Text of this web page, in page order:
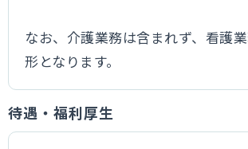
なお、介護業務は含まれず、看護
形となります。
待遇・福利厚生